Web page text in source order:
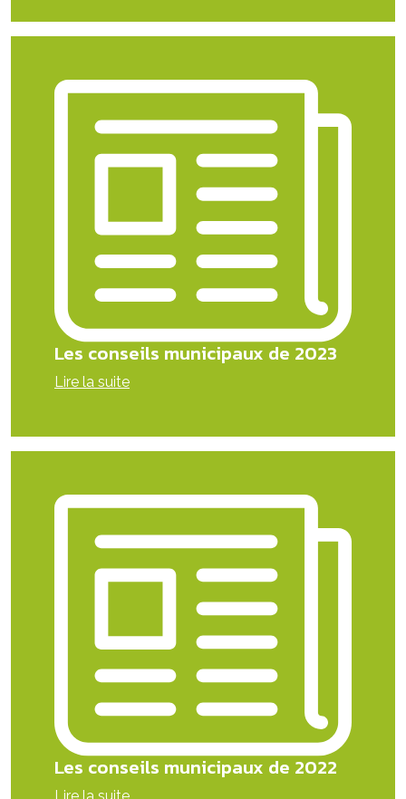
Les conseils municipaux de 2023
Lire la suite
Les conseils municipaux de 2022